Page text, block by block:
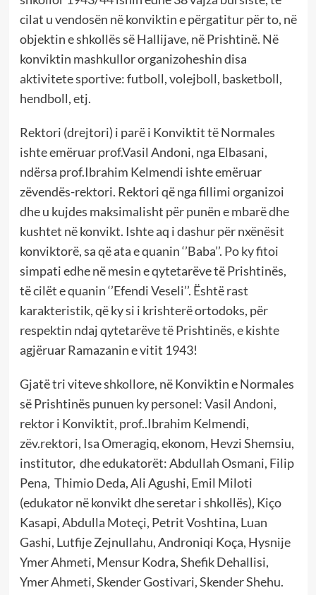
cilat u vendosën në konviktin e përgatitur për to, në
objektin e shkollës së Hallijave, në Prishtinë. Në
konviktin mashkullor organizoheshin disa
aktivitete sportive: futboll, volejboll, basketboll,
hendboll, etj.
Rektori (drejtori) i parë i Konviktit të Normales
ishte emëruar prof.Vasil Andoni, nga Elbasani,
ndërsa prof.Ibrahim Kelmendi ishte emëruar
zëvendës-rektori. Rektori që nga fillimi organizoi
dhe u kujdes maksimalisht për punën e mbarë dhe
kushtet në konvikt. Ishte aq i dashur për nxënësit
konviktorë, sa që ata e quanin ‘’Baba’’. Po ky fitoi
simpati edhe në mesin e qytetarëve të Prishtinës,
të cilët e quanin ‘’Efendi Veseli’’. Është rast
karakteristik, që ky si i krishterë ortodoks, për
respektin ndaj qytetarëve të Prishtinës, e kishte
agjëruar Ramazanin e vitit 1943!
Gjatë tri viteve shkollore, në Konviktin e Normales
së Prishtinës punuen ky personel: Vasil Andoni,
rektor i Konviktit, prof..Ibrahim Kelmendi,
zëv.rektori, Isa Omeragiq, ekonom, Hevzi Shemsiu,
institutor, dhe edukatorët: Abdullah Osmani, Filip
Pena, Thimio Deda, Ali Agushi, Emil Miloti
(edukator në konvikt dhe seretar i shkollës), Kiço
Kasapi, Abdulla Moteçi, Petrit Voshtina, Luan
Gashi, Lutfije Zejnullahu, Androniqi Koça, Hysnije
Ymer Ahmeti, Mensur Kodra, Shefik Dehallisi,
Ymer Ahmeti, Skender Gostivari, Skender Shehu.